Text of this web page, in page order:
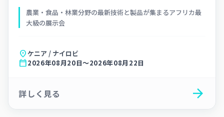
農業・食品・林業分野の最新技術と製品が集まるアフリカ最
大級の展示会
location_onケニア / ナイロビ
calendar_today2026年08月20日～2026年08月22日
詳しく見る arrow_forward